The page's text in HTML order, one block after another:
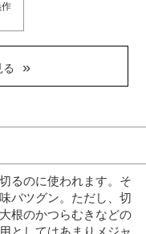
るのに使われます。そ
バツグン。 ただし、切
根のかつらむきなどの
としてはあまりメジャ